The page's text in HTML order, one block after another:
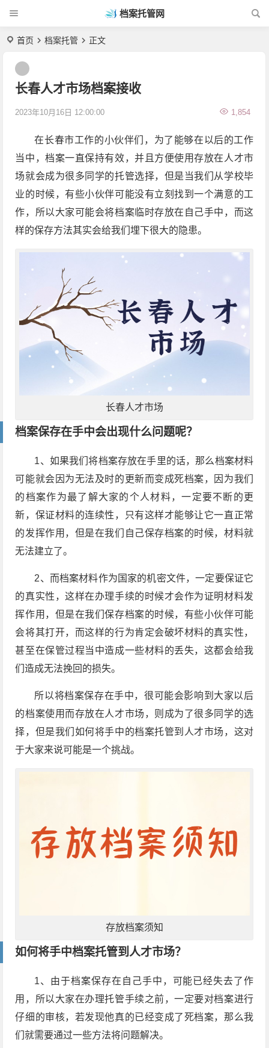
档案托管网
首页 档案托管 正文
长春人才市场档案接收
2023年10月16日 12:00:00 1,854
在长春市工作的小伙伴们，为了能够在以后的工作
当中，档案一直保持有效，并且方便使用存放在人才市
场就会成为很多同学的托管选择，但是当我们从学校毕
业的时候，有些小伙伴可能没有立刻找到一个满意的工
作，所以大家可能会将档案临时存放在自己手中，而这
样的保存方法其实会给我们埋下很大的隐患。
长春人才市场
档案保存在手中会出现什么问题呢？
1、如果我们将档案存放在手里的话，那么档案材料
可能就会因为无法及时的更新而变成死档案，因为我们
的档案作为最了解大家的个人材料，一定要不断的更
新，保证材料的连续性，只有这样才能够让它一直正常
的发挥作用，但是在我们自己保存档案的时候，材料就
无法建立了。
2、而档案材料作为国家的机密文件，一定要保证它
的真实性，这样在办理手续的时候才会作为证明材料发
挥作用，但是在我们保存档案的时候，有些小伙伴可能
会将其打开，而这样的行为肯定会破坏材料的真实性，
甚至在保管过程当中造成一些材料的丢失，这都会给我
们造成无法挽回的损失。
所以将档案保存在手中，很可能会影响到大家以后
的档案使用而存放在人才市场，则成为了很多同学的选
择，但是我们如何将手中的档案托管到人才市场，这对
于大家来说可能是一个挑战。
存放档案须知
如何将手中档案托管到人才市场？
1、由于档案保存在自己手中，可能已经失去了作
用，所以大家在办理托管手续之前，一定要对档案进行
仔细的审核，若发现他真的已经变成了死档案，那么我
们就需要通过一些方法将问题解决。